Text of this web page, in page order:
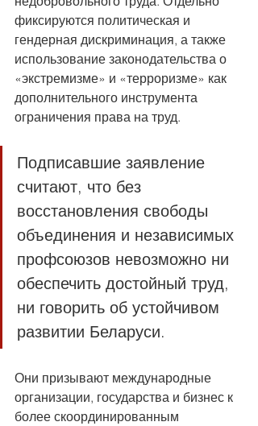
фиксируются политическая и
гендерная дискриминация, а также
использование законодательства о
«экстремизме» и «терроризме» как
дополнительного инструмента
ограничения права на труд.
Подписавшие заявление
считают, что без
восстановления свободы
объединения и независимых
профсоюзов невозможно ни
обеспечить достойный труд,
ни говорить об устойчивом
развитии Беларуси.
Они призывают международные
организации, государства и бизнес к
более скоординированным